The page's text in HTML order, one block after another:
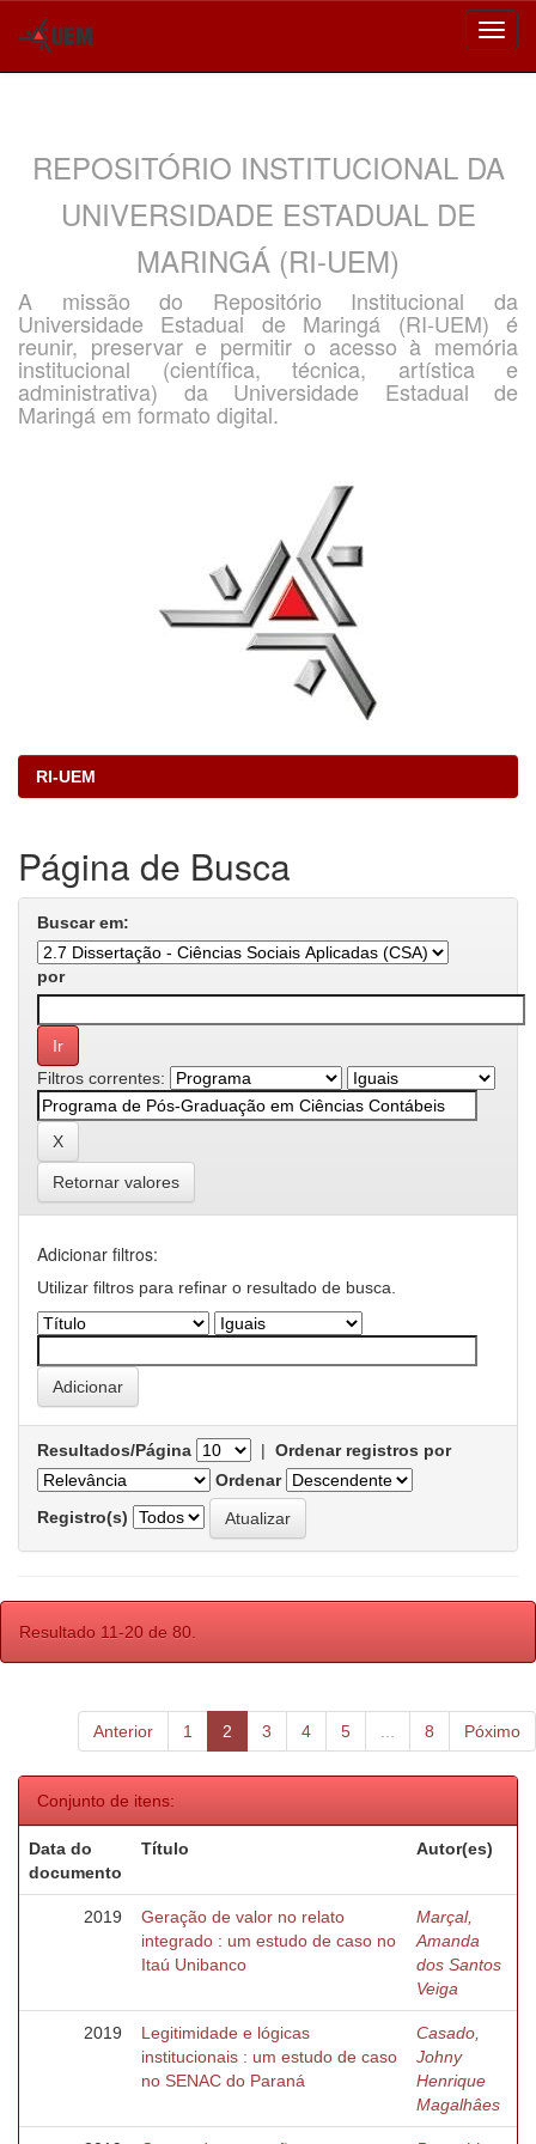
REPOSITÓRIO INSTITUCIONAL DA
UNIVERSIDADE ESTADUAL DE
MARINGÁ (RI-UEM)
A missão do Repositório Institucional da
Universidade Estadual de Maringá (RI-UEM) é
reunir, preservar e permitir o acesso à memória
institucional (científica, técnica, artística e
administrativa) da Universidade Estadual de
Maringá em formato digital.
RI-UEM
Página de Busca
Buscar em:
por
Filtros correntes:
Retornar valores
Adicionar filtros:
Utilizar filtros para refinar o resultado de busca.
Resultados/Página | Ordenar registros por
Ordenar
Registro(s)
Resultado 11-20 de 80.
Anterior 1 2 3 4 5 8 Póximo
Conjunto de itens:
Data do
documento
Título Autor(es)
2019
Geração de valor no relato
integrado : um estudo de caso no
Itaú Unibanco
Marçal,
Amanda
dos Santos
Veiga
2019
Legitimidade e lógicas
institucionais : um estudo de caso
no SENAC do Paraná
Casado,
Johny
Henrique
Magalhâes